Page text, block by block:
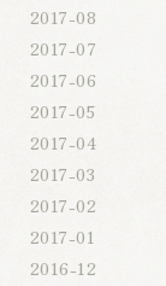
2017-08
2017-07
2017-06
2017-05
2017-04
2017-03
2017-02
2017-01
2016-12